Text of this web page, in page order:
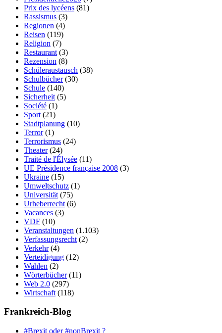
Prix des lycéens (81)
Rassismus (3)
Regionen (4)
Reisen (119)
Religion (7)
Restaurant (3)
Rezension (8)
Schüleraustausch (38)
Schulbücher(30)
Schule (140)
Sicherheit (5)
Société (1)
Sport (21)
Stadtplanung (10)
Terror(1)
Terrorismus (24)
Theater(24)
Traité de l'Élysée (11)
UE Présidence française 2008 (3)
Ukraine (15)
Umweltschutz (1)
Universität (75)
Urheberrecht (6)
Vacances (3)
VDF (10)
Veranstaltungen (1.103)
Verfassungsrecht (2)
Verkehr(4)
Verteidigung (12)
Wahlen (2)
Wörterbücher(11)
Web 2.0 (297)
Wirtschaft (118)
Frankreich-Blog
#Brexit oder #nonBrexit ?